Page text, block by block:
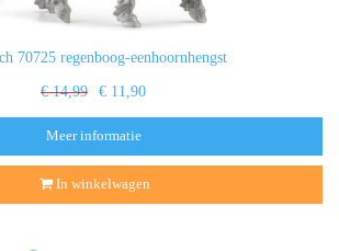
70725 regenboog-eenhoornhengst
€ 14,99 € 11,90
Meer informatie
In winkelwagen